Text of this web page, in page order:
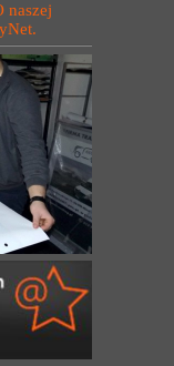
naszej